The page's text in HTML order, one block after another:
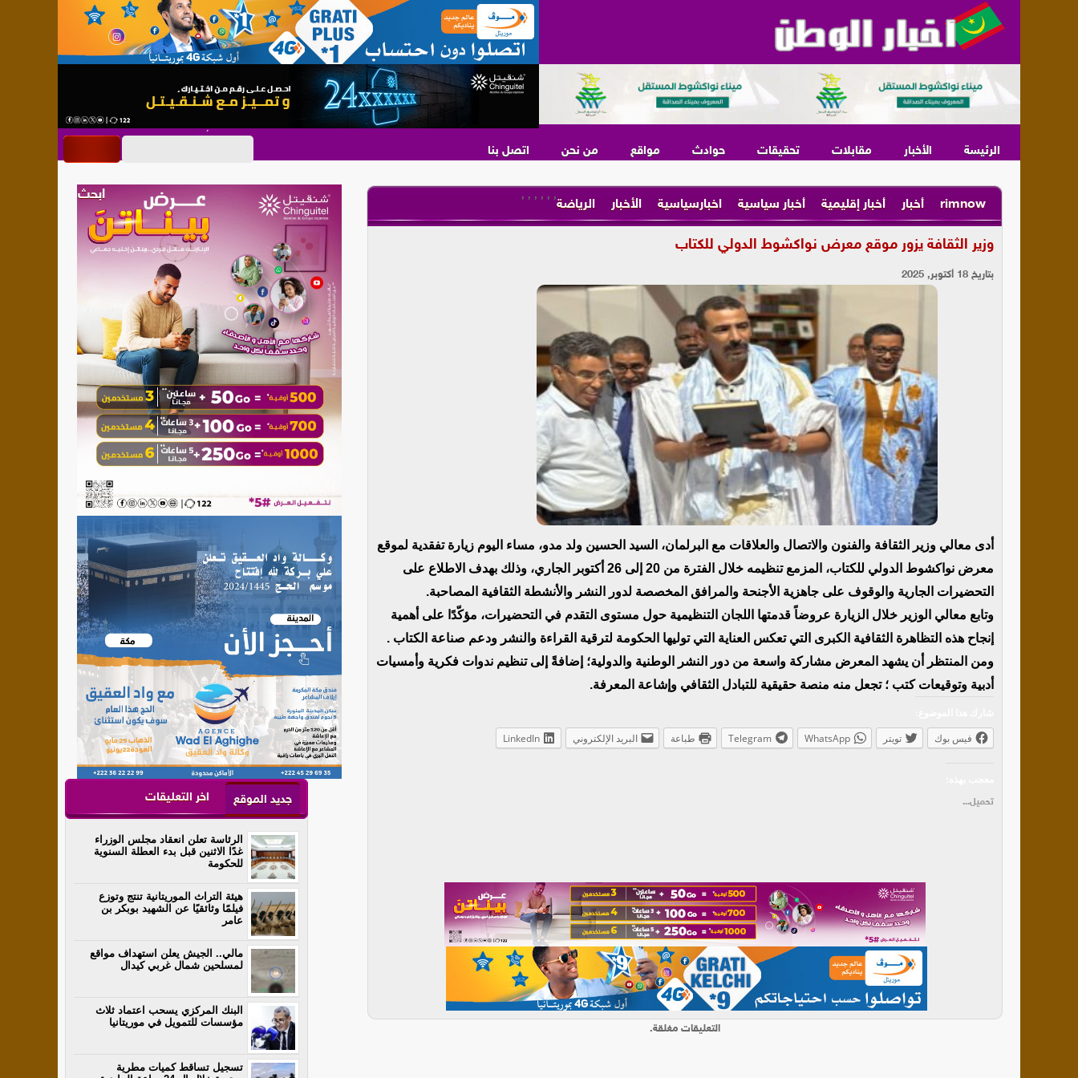
الرئيسة الأخبار مقابلات تحقيقات حوادث مواقع من نحن اتصل بنا
rimnow
,
أخبار
,
أخبار إقليمية
,
أخبار سياسية
,
اخبارسياسية
,
الأخبار
,
الرياضة
وزير الثقافة يزور موقع معرض نواكشوط الدولي للكتاب
بتاريخ 18 أكتوبر, 2025
أدى معالي وزير الثقافة والفنون والاتصال والعلاقات مع البرلمان، السيد الحسين ولد مدو، مساء اليوم زيارة تفقدية لموقع
معرض نواكشوط الدولي للكتاب، المزمع تنظيمه خلال الفترة من 20 إلى 26 أكتوبر الجاري، وذلك بهدف الاطلاع على
التحضيرات الجارية والوقوف على جاهزية الأجنحة والمرافق المخصصة لدور النشر والأنشطة الثقافية المصاحبة.
وتابع معالي الوزير خلال الزيارة عروضاً قدمتها اللجان التنظيمية حول مستوى التقدم في التحضيرات، مؤكّدًا على أهمية
إنجاح هذه التظاهرة الثقافية الكبرى التي تعكس العناية التي توليها الحكومة لترقية القراءة والنشر ودعم صناعة الكتاب .
ومن المنتظر أن يشهد المعرض مشاركة واسعة من دور النشر الوطنية والدولية؛ إضافةً إلى تنظيم ندوات فكرية وأمسيات
أدبية وتوقيعات كتب ؛ تجعل منه منصة حقيقية للتبادل الثقافي وإشاعة المعرفة.
فيس بوك تويتر WhatsApp
Telegram طباعة البريد الإلكتروني LinkedIn
تحميل...
التعليقات مغلقة.
جديد الموقع اخر التعليقات
الرئاسة تعلن انعقاد مجلس الوزراء
غدًا الاثنين قبل بدء العطلة السنوية
للحكومة
هيئة التراث الموريتانية تنتج وتوزع
فيلمًا وثائقيًا عن الشهيد بوبكر بن
عامر
مالي.. الجيش يعلن استهداف مواقع
لمسلحين شمال غربي كيدال
البنك المركزي يسحب اعتماد ثلاث
مؤسسات للتمويل في موريتانيا
تسجيل تساقط كميات مطرية